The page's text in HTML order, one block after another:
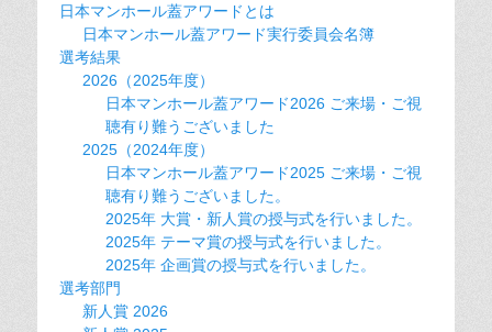
e
b
o
o
k
y
n
k
日本マンホール蓋アワードとは
日本マンホール蓋アワード実行委員会名簿
選考結果
2026（2025年度）
日本マンホール蓋アワード2026 ご来場・ご視
聴有り難うございました
2025（2024年度）
日本マンホール蓋アワード2025 ご来場・ご視
聴有り難うございました。
2025年 大賞・新人賞の授与式を行いました。
2025年 テーマ賞の授与式を行いました。
2025年 企画賞の授与式を行いました。
選考部門
新人賞 2026